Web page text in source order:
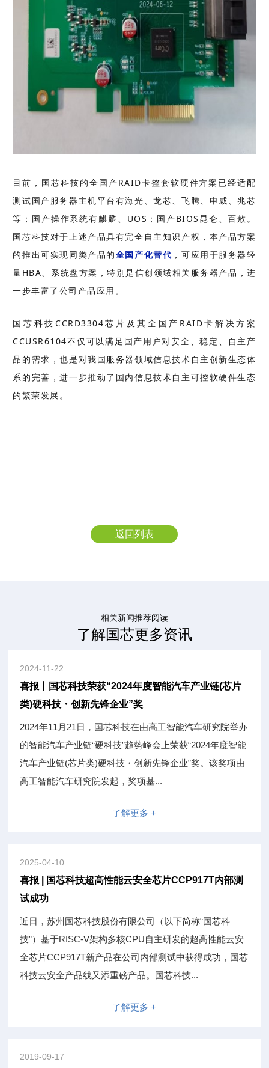
目前，国芯科技的全国产RAID卡整套软硬件方案已经适配
测试国产服务器主机平台有海光、龙芯、飞腾、申威、兆芯
等；国产操作系统有麒麟、UOS；国产BIOS昆仑、百敖。
国芯科技对于上述产品具有完全自主知识产权，本产品方案
的推出可实现同类产品的全国产化替代 ，可应用于服务器轻
量HBA、系统盘方案，特别是信创领域相关服务器产品，进
一步丰富了公司产品应用。
国芯科技CCRD3304芯片及其全国产RAID卡解决方案
CCUSR6104不仅可以满足国产用户对安全、稳定、自主产
品的需求，也是对我国服务器领域信息技术自主创新生态体
系的完善，进一步推动了国内信息技术自主可控软硬件生态
的繁荣发展。
返回列表
相关新闻推荐阅读
了解国芯更多资讯
2024-11-22
喜报丨国芯科技荣获“2024年度智能汽车产业链(芯片
类)硬科技・创新先锋企业”奖
2024年11月21日，国芯科技在由高工智能汽车研究院举办
的智能汽车产业链“硬科技”趋势峰会上荣获“2024年度智能
汽车产业链(芯片类)硬科技・创新先锋企业”奖。该奖项由
高工智能汽车研究院发起，奖项基...
了解更多 +
2025-04-10
喜报 | 国芯科技超高性能云安全芯片CCP917T内部测
试成功
近日，苏州国芯科技股份有限公司（以下简称“国芯科
技”）基于RISC-V架构多核CPU自主研发的超高性能云安
全芯片CCP917T新产品在公司内部测试中获得成功，国芯
科技云安全产品线又添重磅产品。国芯科技...
了解更多 +
2019-09-17